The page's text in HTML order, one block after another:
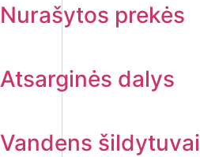
Nurašytos prekės
Atsarginės dalys
Vandens šildytuvai